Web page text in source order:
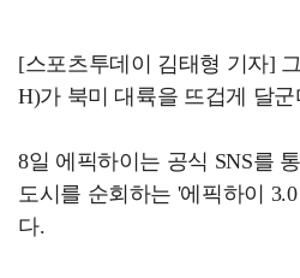
[스포츠투데이 김태형 기자]
H)가 북미 대륙을 뜨겁게 달군
8일 에픽하이는 공식 SNS를
도시를 순회하는 '에픽하이
다.